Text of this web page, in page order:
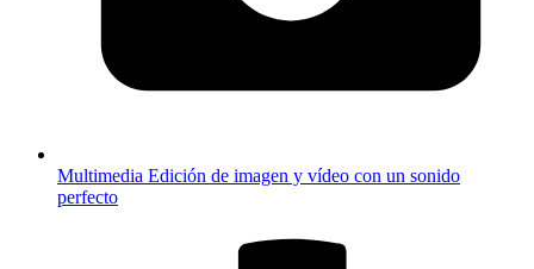
Multimedia Edición de imagen y vídeo con un sonido
perfecto